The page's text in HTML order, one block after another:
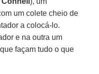
um colete cheio de
a colocá-lo.
e na outra um
façam tudo o que